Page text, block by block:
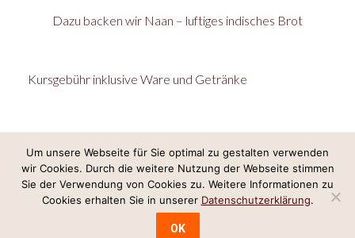
Dazu backen wir Naan – luftiges indisches Brot
Kursgebühr inklusive Ware und Getränke
Internetkonzept & Umsetzung:LeineGlück Online-Marketing,Webdesign
Hannover
Impressum/Datenschutz
Um unsere Webseite für Sie optimal zu gestalten verwenden
wir Cookies. Durch die weitere Nutzung der Webseite stimmen
Sie der Verwendung von Cookies zu. Weitere Informationen zu
Cookies erhalten Sie in unserer Datenschutzerklärung.
OK